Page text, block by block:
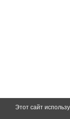
Этот сайт